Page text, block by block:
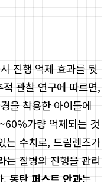
진행 억제 효과를 뒷
관찰 연구에 따르면,
을 착용한 아이들에
가량 억제되는 것
는 수치로, 드림렌즈가
는 질병의 진행을 관리
. 동탄 퍼스트 안과는